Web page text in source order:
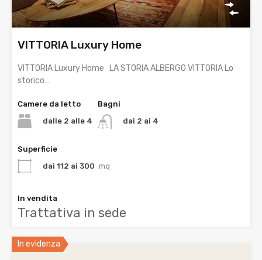
VITTORIA Luxury Home
VITTORIA Luxury Home LA STORIA ALBERGO VITTORIA Lo
storico…
Camere da letto
dalle 2 alle 4
Bagni
dai 2 ai 4
Superficie
dai 112 ai 300 mq
In vendita
Trattativa in sede
In evidenza